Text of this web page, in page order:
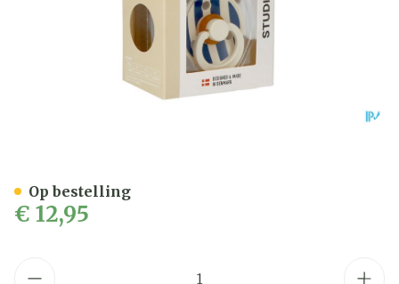
€ 12,95
Op bestelling